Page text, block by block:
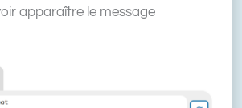
apparaître le message